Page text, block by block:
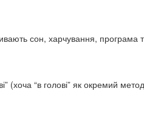
сон, харчування, програма
(хоча “в голові” як окремий